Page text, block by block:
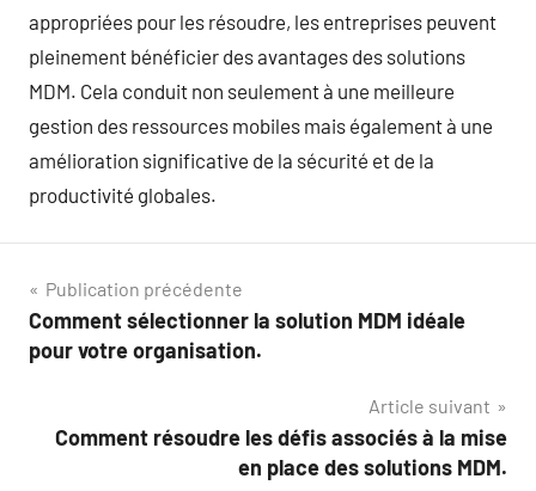
appropriées pour les résoudre, les entreprises peuvent
pleinement bénéficier des avantages des solutions
MDM. Cela conduit non seulement à une meilleure
gestion des ressources mobiles mais également à une
amélioration significative de la sécurité et de la
productivité globales.
Navigation
de
Publication précédente
Comment sélectionner la solution MDM idéale
pour votre organisation.
Article suivant
Comment résoudre les défis associés à la mise
en place des solutions MDM.